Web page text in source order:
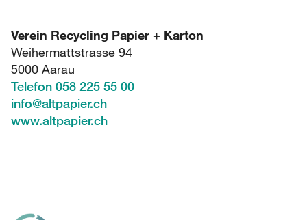
Verein Recycling Papier + Karton
Weihermattstrasse 94
5000 Aarau
Telefon 058 225 55 00
info@altpapier.ch
www.altpapier.ch